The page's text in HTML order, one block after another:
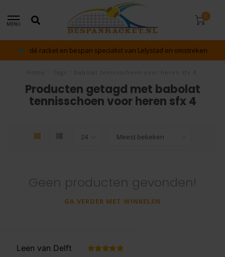
MENU
0
dé racket en bespan specialist van Lelystad en omstreken
Producten getagd met babolat
tennisschoen voor heren sfx 4
Geen producten gevonden!
GA VERDER MET WINKELEN